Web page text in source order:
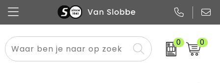
0 0
Alle categorieën
Pennen
Flessen
Meest gekozen
Boodschappen- en draagtassen